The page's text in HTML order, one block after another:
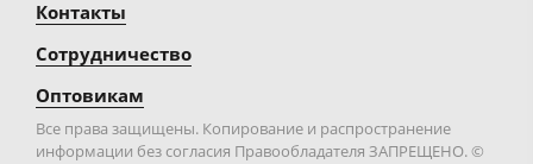
Контакты
Сотрудничество
Оптовикам
Все права защищены. Копирование и распространение
информации без согласия Правообладателя ЗАПРЕЩЕНО. ©